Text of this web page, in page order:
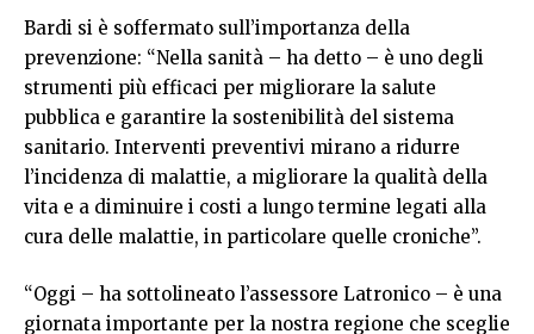
Bardi si è soffermato sull’importanza della
prevenzione: “Nella sanità – ha detto – è uno degli
strumenti più efficaci per migliorare la salute
pubblica e garantire la sostenibilità del sistema
sanitario. Interventi preventivi mirano a ridurre
l’incidenza di malattie, a migliorare la qualità della
vita e a diminuire i costi a lungo termine legati alla
cura delle malattie, in particolare quelle croniche”.
“Oggi – ha sottolineato l’assessore Latronico – è una
giornata importante per la nostra regione che sceglie